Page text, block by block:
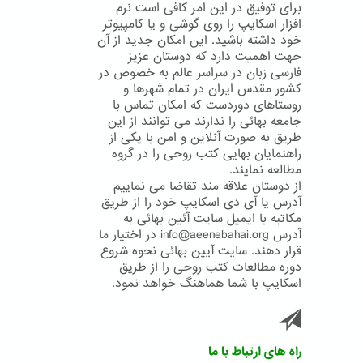
برای توفیق در این امر کافی است نرم
افزار اسکایپ را روی گوشی و یا کامپیوتر
خود داشته باشید. این امکان جدید از آن
جهت اهمیت دارد که دوستان عزیز
فارسی زبان در سراسر عالم به خصوص در
کشور مقدس ایران در تمام شهرها و
روستاهای دوردست که امکان تماس با
جامعه بهائی را ندارند می توانند از این
طریق به صورت آنلاین و امن با یکی از
راهنمایان بهایی کتب روحی را در گروه
مطالعه نمایند.
از دوستان علاقه مند تقاضا می نماییم
آدرس یا آی دی اسکایپ خود را از طریق
مکاتبه با ایمیل سایت آئین بهائی به
آدرس info@aeenebahai.org در اختیار ما
قرار دهند. سایت آیین بهائی نحوه شروع
دوره مطالعات کتب روحی را از طریق
اسکایپ با شما هماهنگ خواهد نمود.
راه های ارتباط با ما